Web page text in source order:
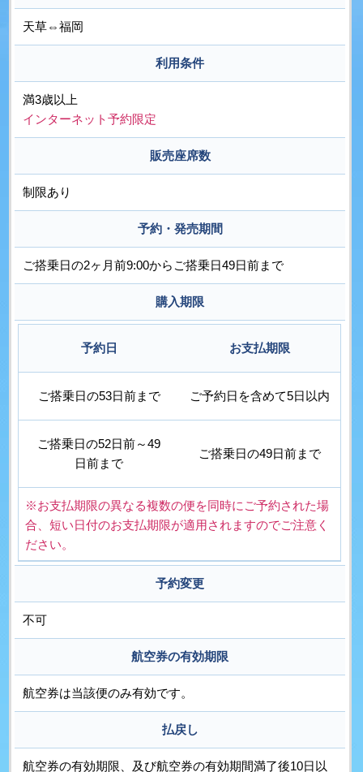
天草⇔福岡
利用条件
満3歳以上
インターネット予約限定
販売座席数
制限あり
予約・発売期間
ご搭乗日の2ヶ月前9:00からご搭乗日49日前まで
購入期限
予約日 お支払期限
ご搭乗日の53日前まで ご予約日を含めて5日以内
ご搭乗日の52日前～49
日前まで
ご搭乗日の49日前まで
※お支払期限の異なる複数の便を同時にご予約された場
合、短い日付のお支払期限が適用されますのでご注意く
ださい。
予約変更
不可
航空券の有効期限
航空券は当該便のみ有効です。
払戻し
航空券の有効期限、及び航空券の有効期間満了後10日以